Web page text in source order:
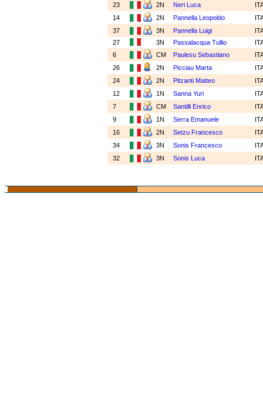
23
2N Neri Luca
14
2N Pannella Leopoldo
37
3N Pannella Luigi
27
3N Passalacqua Tullio
6
CM Paulesu Sebastiano
26
2N Picciau Marta
24
2N Pitzanti Matteo
12
1N Sanna Yuri
7
CM Santilli Enrico
9
1N Serra Emanuele
16
2N Setzu Francesco
34
3N Sonis Francesco
32
3N Sonis Luca